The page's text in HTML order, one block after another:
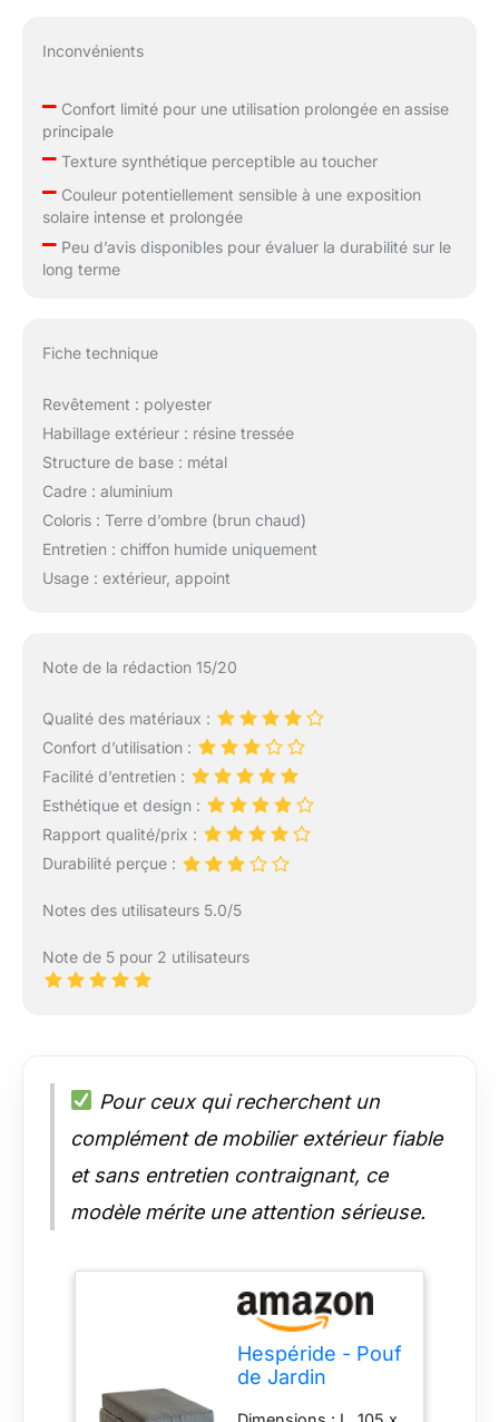
Inconvénients
–Confort limité pour une utilisation prolongée en assise
principale
–Texture synthétique perceptible au toucher
–Couleur potentiellement sensible à une exposition
solaire intense et prolongée
–Peu d’avis disponibles pour évaluer la durabilité sur le
long terme
Fiche technique
Revêtement : polyester
Habillage extérieur : résine tressée
Structure de base : métal
Cadre : aluminium
Coloris : Terre d’ombre (brun chaud)
Entretien : chiffon humide uniquement
Usage : extérieur, appoint
Note de la rédaction 15/20
Qualité des matériaux :
Confort d’utilisation :
Facilité d’entretien :
Esthétique et design :
Rapport qualité/prix :
Durabilité perçue :
Notes des utilisateurs 5.0/5
Note de 5 pour 2 utilisateurs
Pour ceux qui recherchent un
complément de mobilier extérieur fiable
et sans entretien contraignant, ce
modèle mérite une attention sérieuse.
Hespéride - Pouf
de Jardin